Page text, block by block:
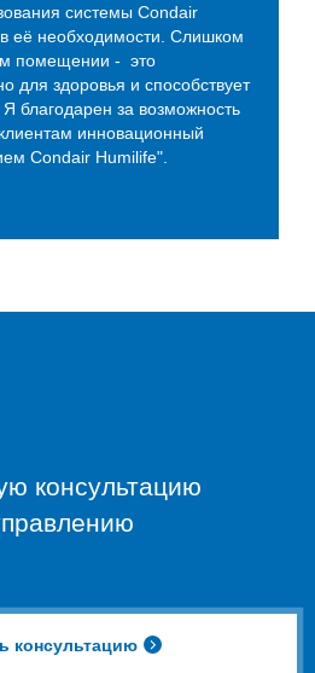
системы Condair
её необходимости. Слишком
помещении - это
для здоровья и способствует
благодарен за возможность
инновационный
Condair Humilife".
консультацию
консультацию